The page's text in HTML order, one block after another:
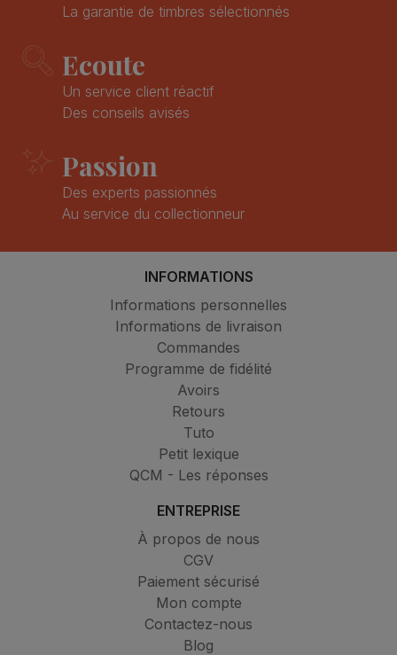
La garantie de timbres sélectionnés
Ecoute
Un service client réactif
Des conseils avisés
Passion
Des experts passionnés
Au service du collectionneur
INFORMATIONS
Informations personnelles
Informations de livraison
Commandes
Programme de fidélité
Avoirs
Retours
Tuto
Petit lexique
QCM - Les réponses
ENTREPRISE
À propos de nous
CGV
Paiement sécurisé
Mon compte
Contactez-nous
Blog